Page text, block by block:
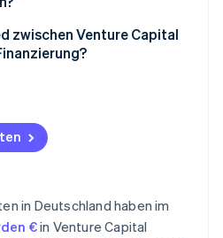
zwischen Venture Capital
in Deutschland haben im
€in Venture Capital